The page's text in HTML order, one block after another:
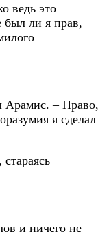
ведь это
ли я прав,
Арамис. – Право,
я сделал
и ничего не